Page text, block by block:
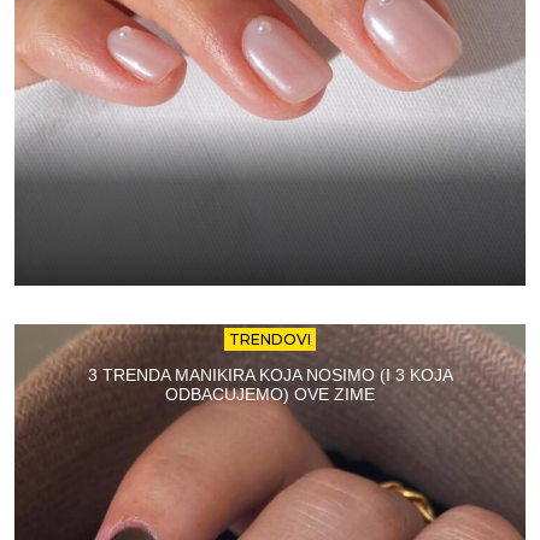
TRENDOVI
3 TRENDA MANIKIRA KOJA NOSIMO (I 3 KOJA
ODBACUJEMO) OVE ZIME